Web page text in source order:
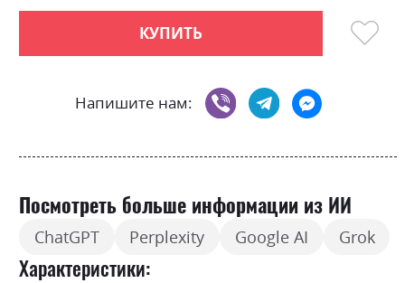
gallery
КУПИТЬ
Напишите нам:
Посмотреть больше информации из ИИ
ChatGPT Perplexity Google AI Grok
Характеристики